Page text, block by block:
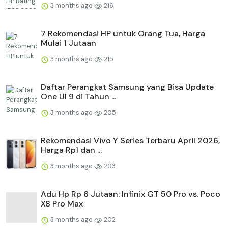
3 months ago 216
7 Rekomendasi HP untuk Orang Tua, Harga
Mulai 1 Jutaan
3 months ago 215
Daftar Perangkat Samsung yang Bisa Update
One UI 9 di Tahun ...
3 months ago 205
Rekomendasi Vivo Y Series Terbaru April 2026,
Harga Rp1 dan ...
3 months ago 203
Adu Hp Rp 6 Jutaan: Infinix GT 50 Pro vs. Poco
X8 Pro Max
3 months ago 202